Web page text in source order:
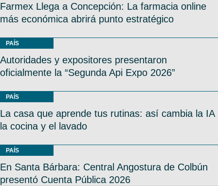
Farmex Llega a Concepción: La farmacia online
más económica abrirá punto estratégico
PAÍS
Autoridades y expositores presentaron
oficialmente la “Segunda Api Expo 2026”
PAÍS
La casa que aprende tus rutinas: así cambia la IA
la cocina y el lavado
PAÍS
En Santa Bárbara: Central Angostura de Colbún
presentó Cuenta Pública 2026